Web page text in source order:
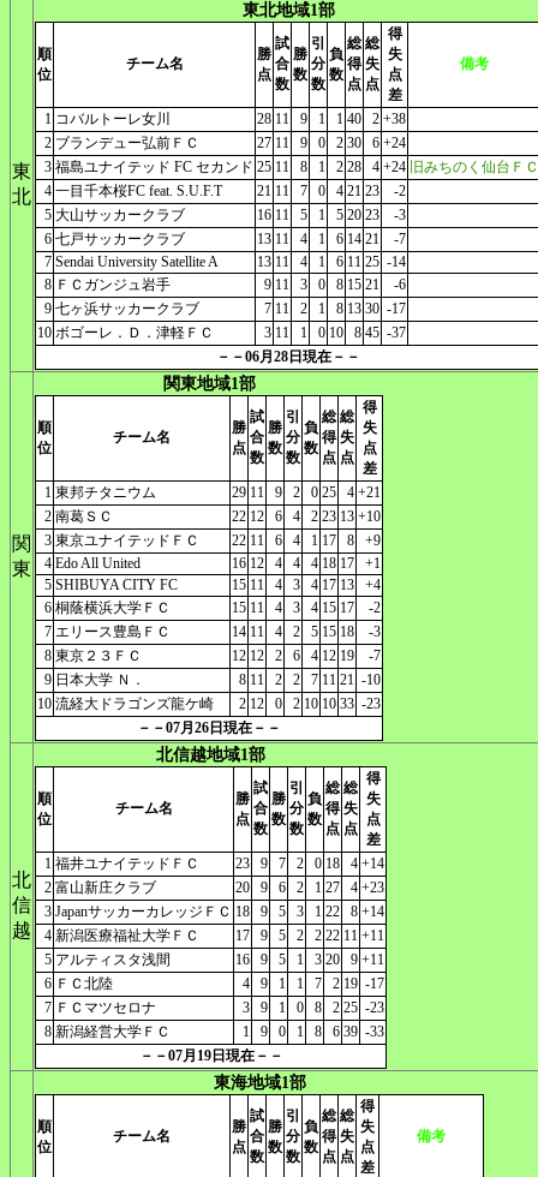
東
北
東北地域1部
順
位
チーム名
勝
点
試
合
数
勝
数
引
分
数
負
数
総
得
点
総
失
点
得
失
点
差
備考
1 コバルトーレ女川 28 11 9 1 1 40 2 +38
2 ブランデュー弘前ＦＣ 27 11 9 0 2 30 6 +24
3 福島ユナイテッド FC セカンド 25 11 8 1 2 28 4 +24 旧みちのく仙台ＦＣ
4 一目千本桜FC feat. S.U.F.T 21 11 7 0 4 21 23
-2
5 大山サッカークラブ 16 11 5 1 5 20 23
-3
6 七戸サッカークラブ 13 11 4 1 6 14 21
-7
7 Sendai University Satellite A 13 11 4 1 6 11 25 -14
8 ＦＣガンジュ岩手 9 11 3 0 8 15 21
-6
9 七ヶ浜サッカークラブ 7 11 2 1 8 13 30 -17
10 ボゴーレ．Ｄ．津軽ＦＣ 3 11 1 0 10 8 45 -37
－－06月28日現在－－
関
東
関東地域1部
順
位
チーム名
勝
点
試
合
数
勝
数
引
分
数
負
数
総
得
点
総
失
点
得
失
点
差
1 東邦チタニウム 29 11 9 2 0 25 4 +21
2 南葛ＳＣ 22 12 6 4 2 23 13 +10
3 東京ユナイテッドＦＣ 22 11 6 4 1 17 8
+9
4 Edo All United 16 12 4 4 4 18 17
+1
5 SHIBUYA CITY FC 15 11 4 3 4 17 13
+4
6 桐蔭横浜大学ＦＣ 15 11 4 3 4 15 17
-2
7 エリース豊島ＦＣ 14 11 4 2 5 15 18
-3
8 東京２３ＦＣ 12 12 2 6 4 12 19
-7
9 日本大学 Ｎ． 8 11 2 2 7 11 21 -10
10 流経大ドラゴンズ龍ケ崎 2 12 0 2 10 10 33 -23
－－07月26日現在－－
北
信
越
北信越地域1部
順
位
チーム名
勝
点
試
合
数
勝
数
引
分
数
負
数
総
得
点
総
失
点
得
失
点
差
1 福井ユナイテッドＦＣ 23 9 7 2 0 18 4 +14
2 富山新庄クラブ 20 9 6 2 1 27 4 +23
3 JapanサッカーカレッジＦＣ 18 9 5 3 1 22 8 +14
4 新潟医療福祉大学ＦＣ 17 9 5 2 2 22 11 +11
5 アルティスタ浅間 16 9 5 1 3 20 9 +11
6 ＦＣ北陸 4 9 1 1 7 2 19 -17
7 ＦＣマツセロナ 3 9 1 0 8 2 25 -23
8 新潟経営大学ＦＣ 1 9 0 1 8 6 39 -33
－－07月19日現在－－
東海地域1部
順
位
チーム名
勝
点
試
合
数
勝
数
引
分
数
負
数
総
得
点
総
失
点
得
失
点
差
備考